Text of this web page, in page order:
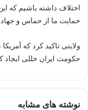
اختلاف داشته باشیم که
حمایت ما از حماس و
ولایتی تاکید کرد که
حکومت ایران خللی ایجاد
نوشته های مشابه